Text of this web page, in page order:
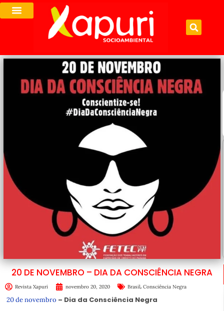
20 DE NOVEMBRO – DIA DA CONSCIÊNCIA NEGRA
Revista Xapuri novembro 20, 2020 Brasil, Consciência Negra
20 de novembro – Dia da Consciência Negra